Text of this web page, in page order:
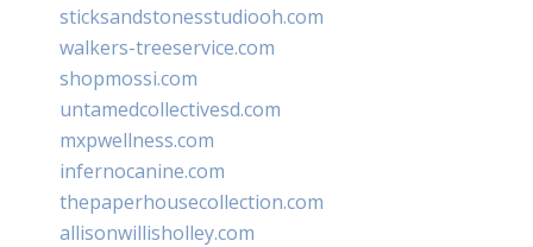
sticksandstonesstudiooh.com
walkers-treeservice.com
shopmossi.com
untamedcollectivesd.com
mxpwellness.com
infernocanine.com
thepaperhousecollection.com
allisonwillisholley.com